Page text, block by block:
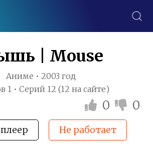
| Mouse
Аниме • 2003 год
1 • Серий 12 (12 на сайте)
0 0
Не работает